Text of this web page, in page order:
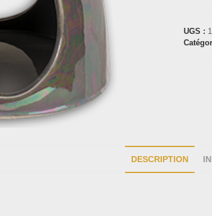
UGS :
DESCRIPTION